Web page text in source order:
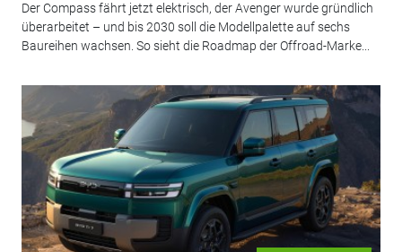
Der Compass fährt jetzt elektrisch, der Avenger wurde gründlich
überarbeitet – und bis 2030 soll die Modellpalette auf sechs
Baureihen wachsen. So sieht die Roadmap der Offroad-Marke...